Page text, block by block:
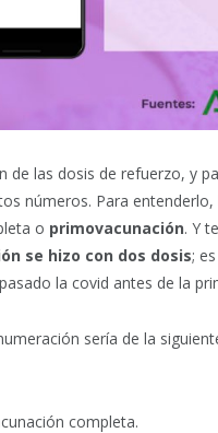
de las dosis de refuerzo, y
números. Para
o primovacunación. Y
se hizo con dos dosis;
la covid antes de la
sería de la
completa.